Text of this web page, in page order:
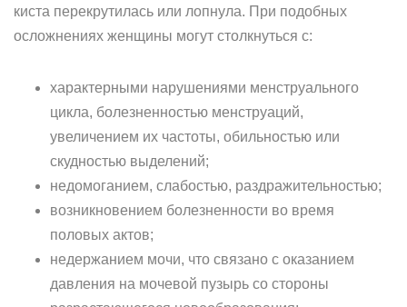
киста перекрутилась или лопнула. При подобных
осложнениях женщины могут столкнуться с:
характерными нарушениями менструального
цикла, болезненностью менструаций,
увеличением их частоты, обильностью или
скудностью выделений;
недомоганием, слабостью, раздражительностью;
возникновением болезненности во время
половых актов;
недержанием мочи, что связано с оказанием
давления на мочевой пузырь со стороны